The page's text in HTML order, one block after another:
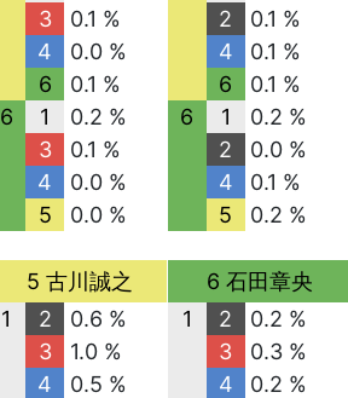
3
0.1 %
4
0.0 %
6
0.1 %
6
1
0.2 %
3
0.1 %
4
0.0 %
5
0.0 %
2
0.1 %
4
0.1 %
6
0.1 %
6
1
0.2 %
2
0.0 %
4
0.1 %
5
0.2 %
5 古川誠之
1
2
0.6 %
3
1.0 %
4
0.5 %
6 石田章央
1
2
0.2 %
3
0.3 %
4
0.2 %